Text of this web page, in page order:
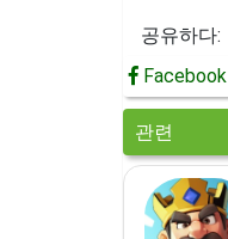
공유하다:
Facebook
관련